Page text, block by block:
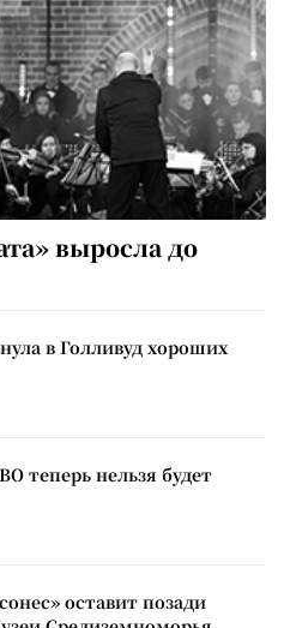
выросла до
в Голливуд хороших
теперь нельзя будет
оставит позади